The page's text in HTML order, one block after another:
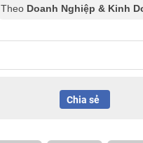
Theo Doanh Nghiệp & Kinh
Chia sẻ